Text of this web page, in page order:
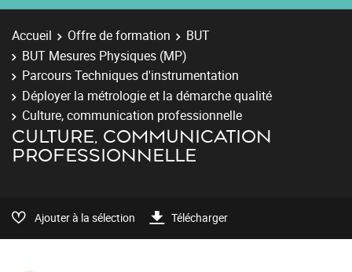
Accueil Offre de formation
BUT
BUT Mesures Physiques (MP)
Parcours Techniques d'instrumentation
Déployer la métrologie et la démarche qualité
Culture, communication professionnelle
CULTURE, COMMUNICATION
PROFESSIONNELLE
Ajouter à la sélection Télécharger